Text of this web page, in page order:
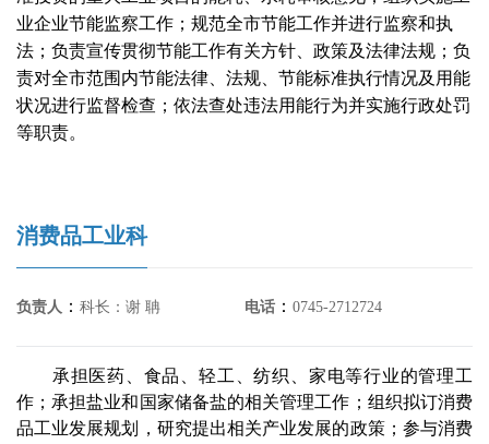
业企业节能监察工作；规范全市节能工作并进行监察和执
法；负责宣传贯彻节能工作有关方针、政策及法律法规；负
责对全市范围内节能法律、法规、节能标准执行情况及用能
状况进行监督检查；依法查处违法用能行为并实施行政处罚
等职责。
消费品工业科
负责人 ： 科长：谢 聃 电话 ： 0745-2712724
承担医药、食品、轻工、纺织、家电等行业的管理工
作；承担盐业和国家储备盐的相关管理工作；组织拟订消费
品工业发展规划，研究提出相关产业发展的政策；参与消费